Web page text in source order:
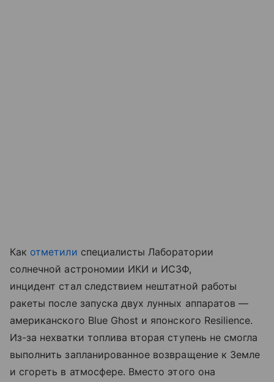
Как отметили специалисты Лаборатории
солнечной астрономии ИКИ и ИСЗФ,
инцидент стал следствием нештатной работы
ракеты после запуска двух лунных аппаратов —
американского Blue Ghost и японского Resilience.
Из-за нехватки топлива вторая ступень не смогла
выполнить запланированное возвращение к Земле
и сгореть в атмосфере. Вместо этого она